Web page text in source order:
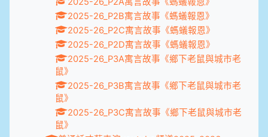
2025-26_P2B寓言故事《螞蟻報恩》
2025-26_P2C寓言故事《螞蟻報恩》
2025-26_P2D寓言故事《螞蟻報恩》
2025-26_P3A寓言故事《鄉下老鼠與城市老
鼠》
2025-26_P3B寓言故事《鄉下老鼠與城市老
鼠》
2025-26_P3C寓言故事《鄉下老鼠與城市老
鼠》